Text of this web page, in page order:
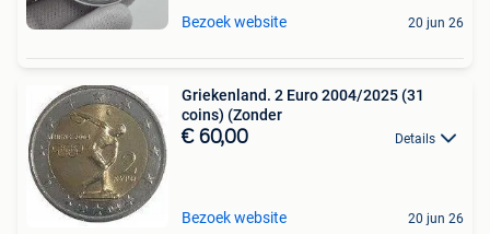
Bezoek website 20 jun 26
Griekenland. 2 Euro 2004/2025 (31
coins) (Zonder
€ 60,00 Details
Bezoek website 20 jun 26